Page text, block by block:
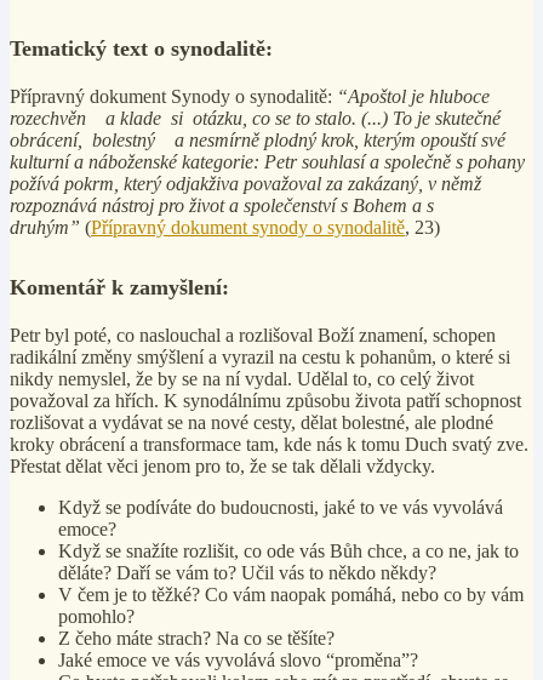
Tematický text o synodalitě:
Přípravný dokument Synody o synodalitě: “Apoštol je hluboce
rozechvěn a klade si otázku, co se to stalo. (...) To je skutečné
obrácení, bolestný a nesmírně plodný krok, kterým opouští své
kulturní a náboženské kategorie: Petr souhlasí a společně s pohany
požívá pokrm, který odjakživa považoval za zakázaný, v němž
rozpoznává nástroj pro život a společenství s Bohem a s
druhým” (Přípravný dokument synody o synodalitě, 23)
Komentář k zamyšlení:
Petr byl poté, co naslouchal a rozlišoval Boží znamení, schopen
radikální změny smýšlení a vyrazil na cestu k pohanům, o které si
nikdy nemyslel, že by se na ní vydal. Udělal to, co celý život
považoval za hřích. K synodálnímu způsobu života patří schopnost
rozlišovat a vydávat se na nové cesty, dělat bolestné, ale plodné
kroky obrácení a transformace tam, kde nás k tomu Duch svatý zve.
Přestat dělat věci jenom pro to, že se tak dělali vždycky.
Když se podíváte do budoucnosti, jaké to ve vás vyvolává
emoce?
Když se snažíte rozlišit, co ode vás Bůh chce, a co ne, jak to
děláte? Daří se vám to? Učil vás to někdo někdy?
V čem je to těžké? Co vám naopak pomáhá, nebo co by vám
pomohlo?
Z čeho máte strach? Na co se těšíte?
Jaké emoce ve vás vyvolává slovo “proměna”?